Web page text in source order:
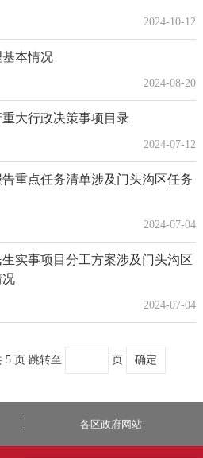
2024-10-12
基本情况
2024-08-20
大行政决策事项目录
2024-07-12
重点任务清单涉及门头沟区任务
2024-07-04
实事项目分工方案涉及门头沟区
况
2024-07-04
5 页 跳转至 页 确定
各区政府网站